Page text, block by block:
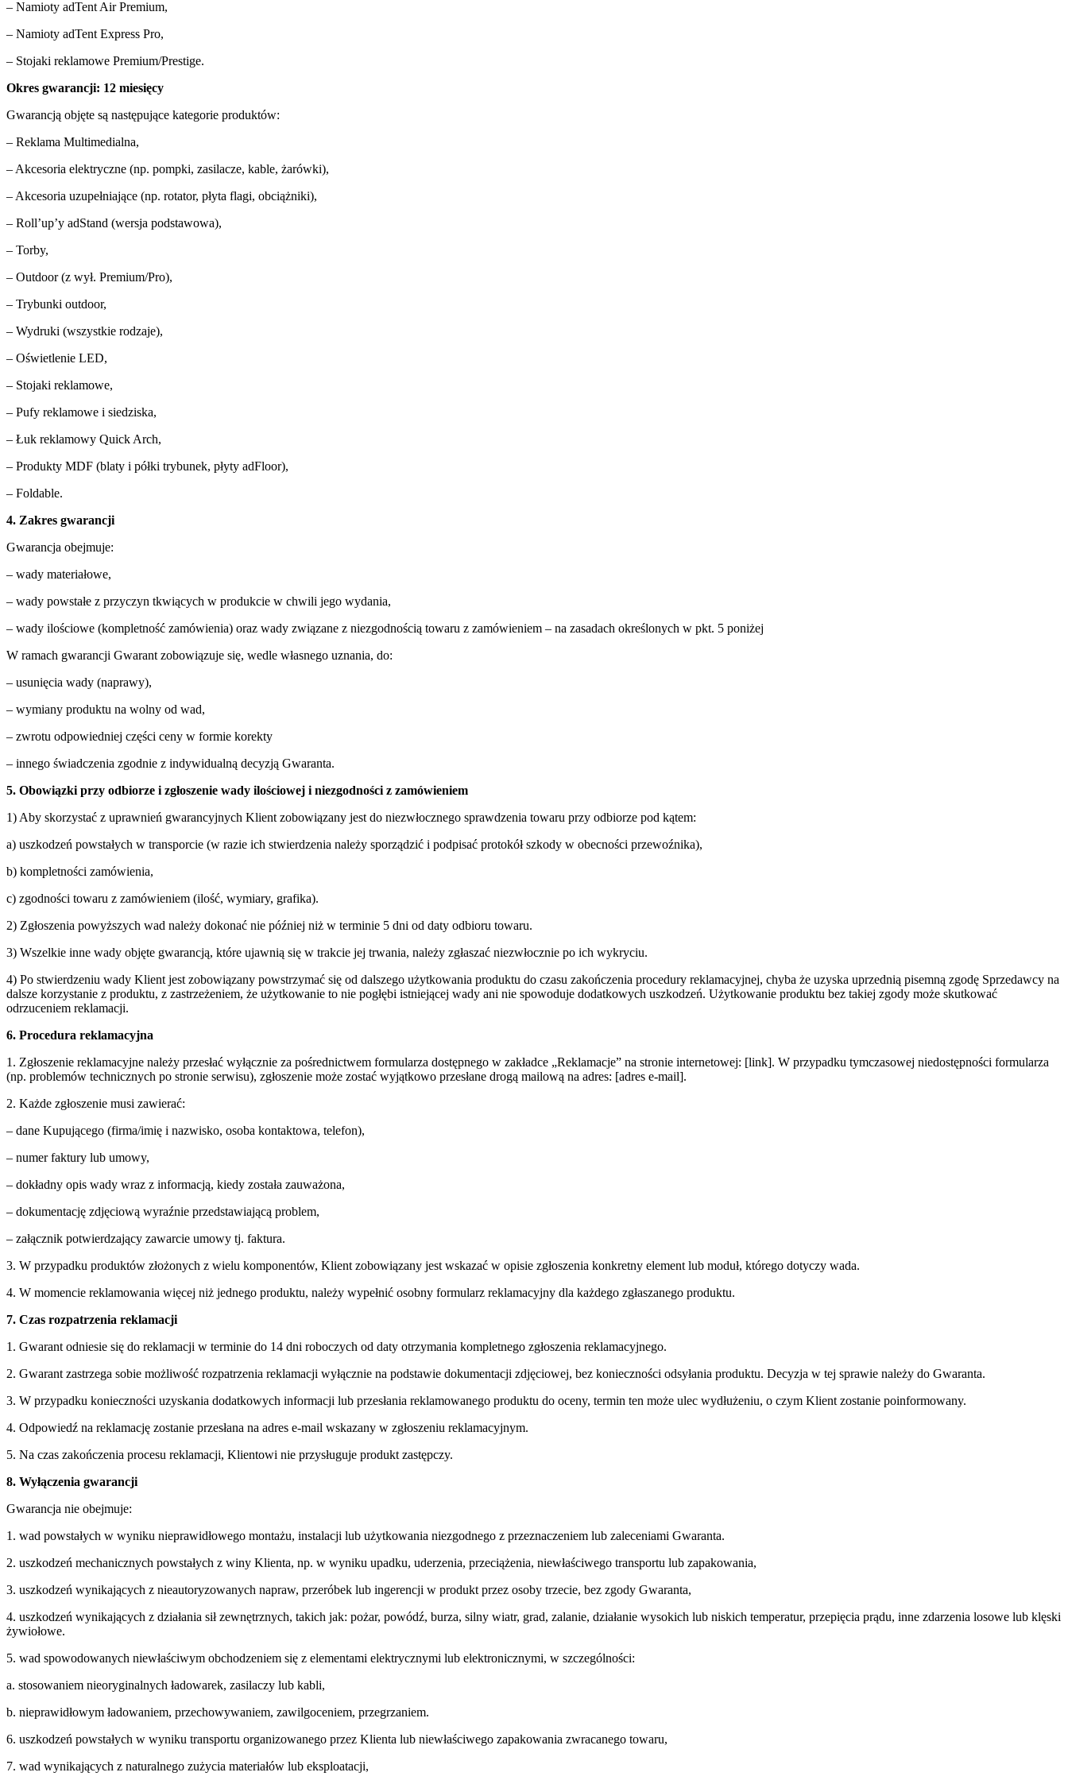
– Namioty adTent Air Premium,
– Namioty adTent Express Pro,
– Stojaki reklamowe Premium/Prestige.
Okres gwarancji: 12 miesięcy
Gwarancją objęte są następujące kategorie produktów:
– Reklama Multimedialna,
– Akcesoria elektryczne (np. pompki, zasilacze, kable, żarówki),
– Akcesoria uzupełniające (np. rotator, płyta flagi, obciążniki),
– Roll’up’y adStand (wersja podstawowa),
– Torby,
– Outdoor (z wył. Premium/Pro),
– Trybunki outdoor,
– Wydruki (wszystkie rodzaje),
– Oświetlenie LED,
– Stojaki reklamowe,
– Pufy reklamowe i siedziska,
– Łuk reklamowy Quick Arch,
– Produkty MDF (blaty i półki trybunek, płyty adFloor),
– Foldable.
4. Zakres gwarancji
Gwarancja obejmuje:
– wady materiałowe,
– wady powstałe z przyczyn tkwiących w produkcie w chwili jego wydania,
– wady ilościowe (kompletność zamówienia) oraz wady związane z niezgodnością towaru z zamówieniem – na zasadach określonych w pkt. 5 poniżej
W ramach gwarancji Gwarant zobowiązuje się, wedle własnego uznania, do:
– usunięcia wady (naprawy),
– wymiany produktu na wolny od wad,
– zwrotu odpowiedniej części ceny w formie korekty
– innego świadczenia zgodnie z indywidualną decyzją Gwaranta.
5. Obowiązki przy odbiorze i zgłoszenie wady ilościowej i niezgodności z zamówieniem
1) Aby skorzystać z uprawnień gwarancyjnych Klient zobowiązany jest do niezwłocznego sprawdzenia towaru przy odbiorze pod kątem:
a) uszkodzeń powstałych w transporcie (w razie ich stwierdzenia należy sporządzić i podpisać protokół szkody w obecności przewoźnika),
b) kompletności zamówienia,
c) zgodności towaru z zamówieniem (ilość, wymiary, grafika).
2) Zgłoszenia powyższych wad należy dokonać nie później niż w terminie 5 dni od daty odbioru towaru.
3) Wszelkie inne wady objęte gwarancją, które ujawnią się w trakcie jej trwania, należy zgłaszać niezwłocznie po ich wykryciu.
4) Po stwierdzeniu wady Klient jest zobowiązany powstrzymać się od dalszego użytkowania produktu do czasu zakończenia procedury reklamacyjnej, chyba że uzyska uprzednią pisemną zgodę Sprzedawcy na
dalsze korzystanie z produktu, z zastrzeżeniem, że użytkowanie to nie pogłębi istniejącej wady ani nie spowoduje dodatkowych uszkodzeń. Użytkowanie produktu bez takiej zgody może skutkować
odrzuceniem reklamacji.
6. Procedura reklamacyjna
1. Zgłoszenie reklamacyjne należy przesłać wyłącznie za pośrednictwem formularza dostępnego w zakładce „Reklamacje” na stronie internetowej: [link]. W przypadku tymczasowej niedostępności formularza
(np. problemów technicznych po stronie serwisu), zgłoszenie może zostać wyjątkowo przesłane drogą mailową na adres: [adres e-mail].
2. Każde zgłoszenie musi zawierać:
– dane Kupującego (firma/imię i nazwisko, osoba kontaktowa, telefon),
– numer faktury lub umowy,
– dokładny opis wady wraz z informacją, kiedy została zauważona,
– dokumentację zdjęciową wyraźnie przedstawiającą problem,
– załącznik potwierdzający zawarcie umowy tj. faktura.
3. W przypadku produktów złożonych z wielu komponentów, Klient zobowiązany jest wskazać w opisie zgłoszenia konkretny element lub moduł, którego dotyczy wada.
4. W momencie reklamowania więcej niż jednego produktu, należy wypełnić osobny formularz reklamacyjny dla każdego zgłaszanego produktu.
7. Czas rozpatrzenia reklamacji
1. Gwarant odniesie się do reklamacji w terminie do 14 dni roboczych od daty otrzymania kompletnego zgłoszenia reklamacyjnego.
2. Gwarant zastrzega sobie możliwość rozpatrzenia reklamacji wyłącznie na podstawie dokumentacji zdjęciowej, bez konieczności odsyłania produktu. Decyzja w tej sprawie należy do Gwaranta.
3. W przypadku konieczności uzyskania dodatkowych informacji lub przesłania reklamowanego produktu do oceny, termin ten może ulec wydłużeniu, o czym Klient zostanie poinformowany.
4. Odpowiedź na reklamację zostanie przesłana na adres e-mail wskazany w zgłoszeniu reklamacyjnym.
5. Na czas zakończenia procesu reklamacji, Klientowi nie przysługuje produkt zastępczy.
8. Wyłączenia gwarancji
Gwarancja nie obejmuje:
1. wad powstałych w wyniku nieprawidłowego montażu, instalacji lub użytkowania niezgodnego z przeznaczeniem lub zaleceniami Gwaranta.
2. uszkodzeń mechanicznych powstałych z winy Klienta, np. w wyniku upadku, uderzenia, przeciążenia, niewłaściwego transportu lub zapakowania,
3. uszkodzeń wynikających z nieautoryzowanych napraw, przeróbek lub ingerencji w produkt przez osoby trzecie, bez zgody Gwaranta,
4. uszkodzeń wynikających z działania sił zewnętrznych, takich jak: pożar, powódź, burza, silny wiatr, grad, zalanie, działanie wysokich lub niskich temperatur, przepięcia prądu, inne zdarzenia losowe lub klęski
żywiołowe.
5. wad spowodowanych niewłaściwym obchodzeniem się z elementami elektrycznymi lub elektronicznymi, w szczególności:
a. stosowaniem nieoryginalnych ładowarek, zasilaczy lub kabli,
b. nieprawidłowym ładowaniem, przechowywaniem, zawilgoceniem, przegrzaniem.
6. uszkodzeń powstałych w wyniku transportu organizowanego przez Klienta lub niewłaściwego zapakowania zwracanego towaru,
7. wad wynikających z naturalnego zużycia materiałów lub eksploatacji,